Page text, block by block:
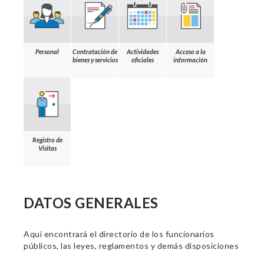
Personal
Contratación de
bienes y servicios
Actividades
oficiales
Acceso a la
información
Registro de
Visitas
DATOS GENERALES
Aquí encontrará el directorio de los funcionarios
públicos, las leyes, reglamentos y demás disposiciones